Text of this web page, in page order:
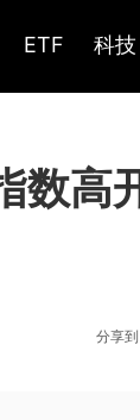
ETF 科技
数高
分享到